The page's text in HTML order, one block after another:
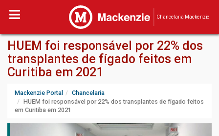
Chancelaria Mackenzie
HUEM foi responsável por 22% dos
transplantes de fígado feitos em
Curitiba em 2021
Mackenzie Portal
Chancelaria
HUEM foi responsável por 22% dos transplantes de fígado feitos
em Curitiba em 2021